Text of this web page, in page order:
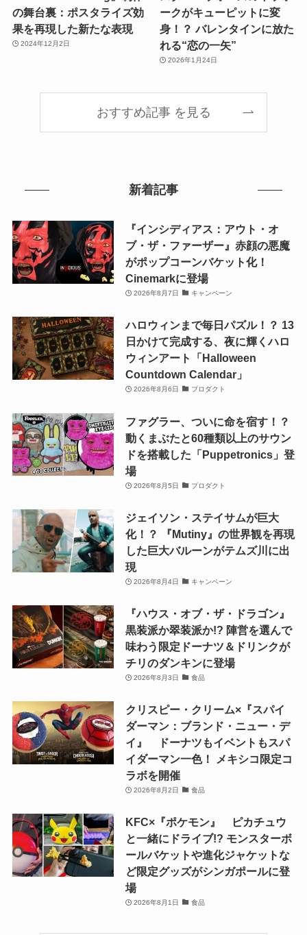
の舞台裏：ポスタライズ効
果を再現した新たな表現
2024年12月2日
ークがキューピットに変
身！？ バレンタインに放た
れる“恋の一矢”
2026年1月24日
おすすめ記事 を見る
新着記事
『インシディアス：アウト・オ
ブ・ザ・ファーザー』赤顔の悪魔
がポップコーンバケット化！
Cinemarkに登場
2026年8月7日 キャンペーン
ハロウィンまで毎日パズル！？ 13
日かけて完成する、夜に輝くハロ
ウィンアート「Halloween
Countdown Calendar」
2026年8月6日 プロダクト
ファグラー、ついに命を宿す！？
動くまぶたと60種類以上のサウン
ドを搭載した「Puppetronics」登
場
2026年8月5日 プロダクト
ジェイソン・ステイサムが巨大
化！？ 『Mutiny』の世界観を再現
した巨大バルーンがテムズ川に出
現
2026年8月4日 キャンペーン
『ハウス・オブ・ザ・ドラゴン』
黒装派か翠装派か!? 陣営を選んで
味わう限定ドーナツ＆ドリンクが
チリのダンキンに登場
2026年8月3日 食品
クリスピー・クリーム×『スパイ
ダーマン：ブランド・ニュー・デ
イ』 ドーナツもイベントもスパ
イダーマン一色！ メキシコ限定コ
ラボを開催
2026年8月2日 食品
KFC×『ポケモン』 ピカチュウ
と一緒にドライブ!? モンスターボ
ールバケットや進化ジャケットな
ど限定グッズがシンガポールに登
場
2026年8月1日 食品